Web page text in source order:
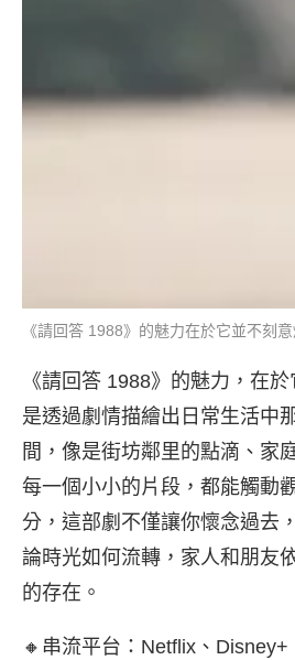
《請回答 1988》的魅力在於它並不刻
《請回答 1988》的魅力，在
是透過劇情描繪出日常生活中
間，像是街坊鄰里的點滴、家
每一個小小的片段，都能觸動
分，這部劇不僅讓你懷念過去
論時光如何流轉，家人和朋友
的存在。
🔸串流平台：Netflix、Disney+